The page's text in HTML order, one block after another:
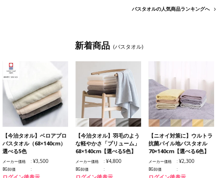
バスタオルの人気商品ランキングへ
新着商品 (バスタオル)
【今治タオル】ベロアプロ
バスタオル（68×140cm）
選べる5色
メーカー価格 ¥3,500
BG卸価
【今治タオル】羽毛のよう
な軽やかさ「プリューム」
68×140cm【選べる5色】
メーカー価格 ¥4,800
BG卸価
【ニオイ対策に】ウルトラ
抗菌パイル地バスタオル
70×140cm【選べる6色】
メーカー価格 ¥2,300
BG卸価